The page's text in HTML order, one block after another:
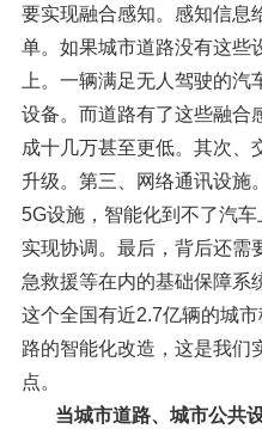
要实现融合感知。感知信息
单。如果城市道路没有这些
上。一辆满足无人驾驶的
设备。而道路有了这些融合
成十几万甚至更低。其次、
升级。第三、网络通讯设施
5G设施，智能化到不了汽
实现协调。最后，背后还需
急救援等在内的基础保障系
这个全国有近2.7亿辆的城
路的智能化改造，这是我们
点。
当城市道路、城市公共